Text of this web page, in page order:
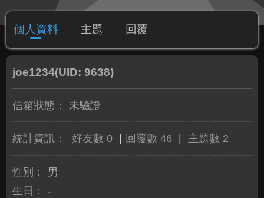
個人資料 主題 回覆
joe1234(UID: 9638)
信箱狀態： 未驗證
統計資訊： 好友數 0 回覆數 46 主題數 2
性別：
男
生日：
-